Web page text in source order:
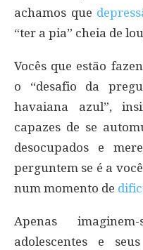
achamos que
“ter a pia” cheia de
Vocês que estão
o “desafio da
havaiana azul”,
capazes de se
desocupados e
perguntem se é a
num momento de
Apenas
adolescentes e